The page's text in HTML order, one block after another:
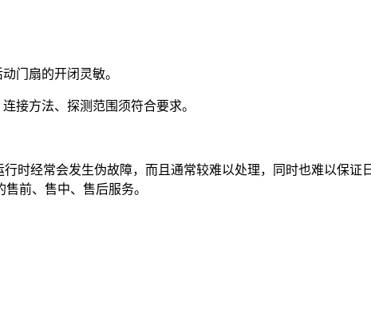
门扇的开闭灵敏。
方法、探测范围须符合要求。
经常会发生伪故障，而且通常较难以处理，同时也难以保证
前、售中、售后服务。